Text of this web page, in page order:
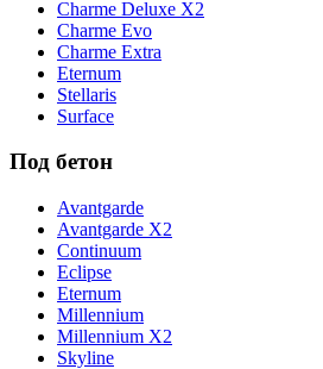
Charme Deluxe X2
Charme Evo
Charme Extra
Eternum
Stellaris
Surface
Под бетон
Avantgarde
Avantgarde X2
Continuum
Eclipse
Eternum
Millennium
Millennium X2
Skyline